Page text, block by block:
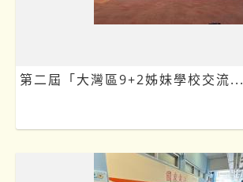
第二屆「大灣區9+2姊妹學校交流...